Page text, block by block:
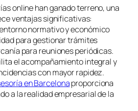
online han ganado terreno, una
ventajas significativas:
normativo y económico
para gestionar trámites
para reuniones periódicas.
el acompañamiento integral y
con mayor rapidez.
en Barcelonaproporciona
a la realidad empresarial de la